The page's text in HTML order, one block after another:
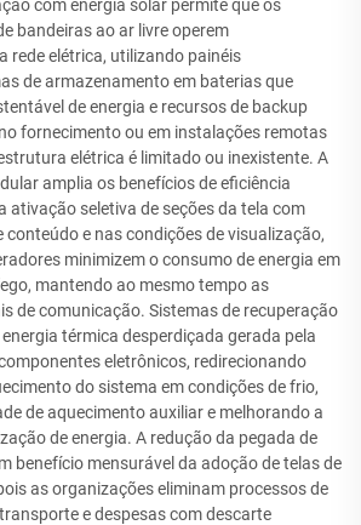
com energia solar permite que os
bandeiras ao ar livre operem
rede elétrica, utilizando painéis
de armazenamento em baterias que
de energia e recursos de backup
fornecimento ou em instalações remotas
elétrica é limitado ou inexistente. A
amplia os benefícios de eficiência
ativação seletiva de seções da tela com
conteúdo e nas condições de visualização,
minimizem o consumo de energia em
mantendo ao mesmo tempo as
de comunicação. Sistemas de recuperação
térmica desperdiçada gerada pela
eletrônicos, redirecionando
do sistema em condições de frio,
de aquecimento auxiliar e melhorando a
de energia. A redução da pegada de
benefício mensurável da adoção de telas de
as organizações eliminam processos de
e despesas com descarte